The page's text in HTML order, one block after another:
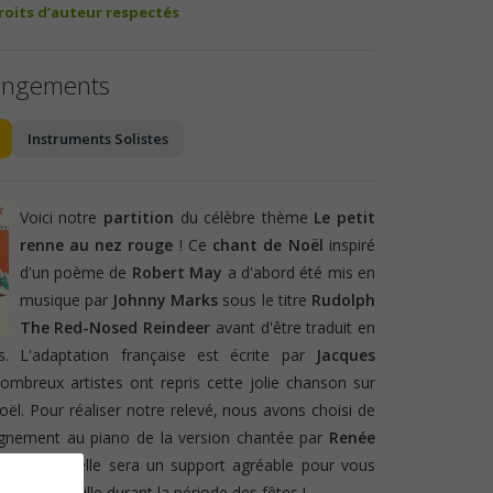
d’auteur respectés
Instruments Solistes
Voici notre partition du célèbre thème Le petit
renne au nez rouge ! Ce chant de Noël inspiré
d'un poème de Robert May a d'abord été mis en
musique par Johnny Marks sous le titre Rudolph
The Red-Nosed Reindeer avant d'être traduit en
L'adaptation française est écrite par
Jacques
artistes ont repris cette jolie chanson sur
Pour réaliser notre relevé, nous avons choisi de
au piano de la version chantée par Renée
qu'elle sera un support agréable pour vous